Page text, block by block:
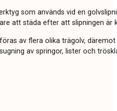
som används vid en
att städa efter att slipningen är
av flera olika trägolv,
av springor, lister och